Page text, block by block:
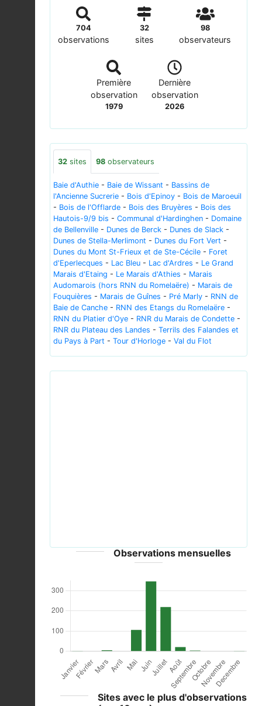
704
observations
32
sites
98
observateurs
Première
observation
1979
Dernière
observation
2026
32 sites 98 observateurs
Baie d'Authie - Baie de Wissant - Bassins de
l'Ancienne Sucrerie - Bois d'Epinoy - Bois de Maroeuil
- Bois de l'Offlarde - Bois des Bruyères - Bois des
Hautois-9/9 bis - Communal d'Hardinghen - Domaine
de Bellenville - Dunes de Berck - Dunes de Slack -
Dunes de Stella-Merlimont - Dunes du Fort Vert -
Dunes du Mont St-Frieux et de Ste-Cécile - Foret
d'Eperlecques - Lac Bleu - Lac d'Ardres - Le Grand
Marais d'Etaing - Le Marais d'Athies - Marais
Audomarois (hors RNN du Romelaëre) - Marais de
Fouquières - Marais de Guînes - Pré Marly - RNN de
Baie de Canche - RNN des Etangs du Romelaëre -
RNN du Platier d'Oye - RNR du Marais de Condette -
RNR du Plateau des Landes - Terrils des Falandes et
du Pays à Part - Tour d'Horloge - Val du Flot
Observations mensuelles
Sites avec le plus d'observations